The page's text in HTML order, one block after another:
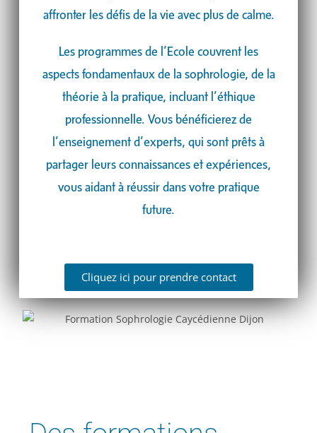
affronter les défis de la vie avec plus de calme.
Les programmes de l’Ecole couvrent les
aspects fondamentaux de la sophrologie, de la
théorie à la pratique, incluant l’éthique
professionnelle. Vous bénéficierez de
l’enseignement d’experts, qui sont prêts à
partager leurs connaissances et expériences,
vous aidant à réussir dans votre pratique
future.
Cliquez ici pour prendre contact